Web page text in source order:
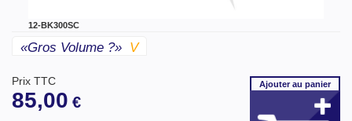
12-BK300SC
«gros Volume ?» V
Prix TTC
85,00 €
Ajouterau panier